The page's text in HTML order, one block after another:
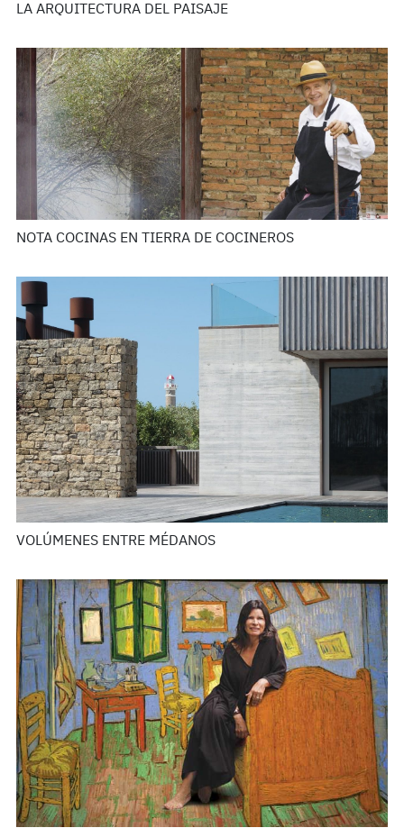
LA ARQUITECTURA DEL PAISAJE
NOTA COCINAS EN TIERRA DE COCINEROS
VOLÚMENES ENTRE MÉDANOS